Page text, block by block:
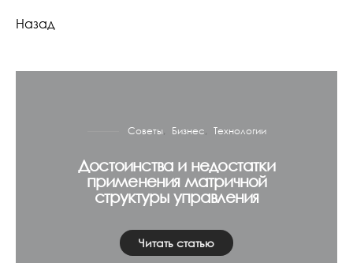
Назад
Советы Бизнес Технологии
Достоинства и недостатки
применения матричной
структуры управления
Читать статью